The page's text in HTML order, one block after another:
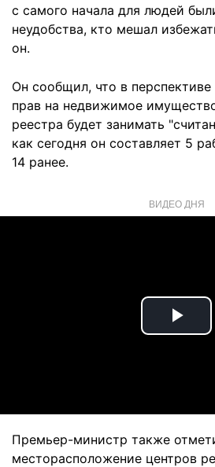
с самого начала для людей
неудобства, кто мешал
он.
Он сообщил, что в
прав на недвижимое
реестра будет занимать
как сегодня он составляет 5
14 ранее.
ВИДЕО ДНЯ
Play
Премьер-министр также
месторасположение центров